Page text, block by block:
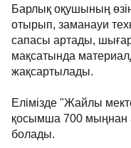
Барлық оқушының
отырып, заманауи
сапасы артады,
мақсатында
жақсартылады.
Елімізде "Жайлы
қосымша 700 мыңнан
болады.